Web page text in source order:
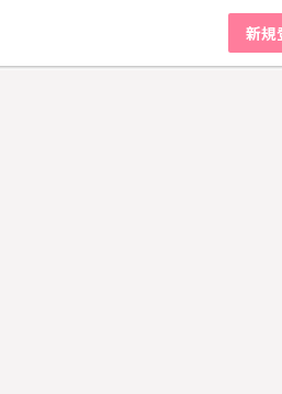
新規